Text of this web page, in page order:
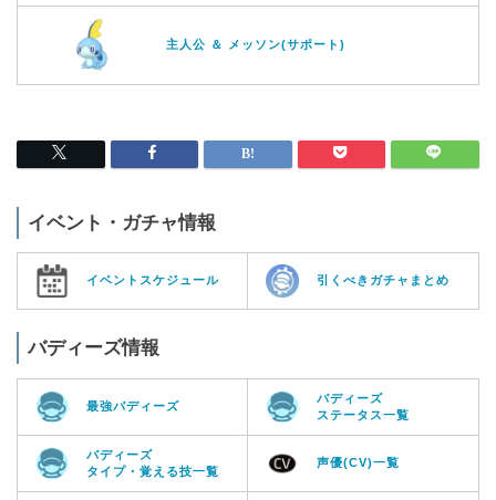
主人公 ＆ メッソン(サポート)
イベント・ガチャ情報
イベントスケジュール 引くべきガチャまとめ
バディーズ情報
最強バディーズ
バディーズ
ステータス一覧
バディーズ
タイプ・覚える技一覧
声優(CV)一覧